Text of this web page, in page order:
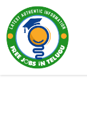
content